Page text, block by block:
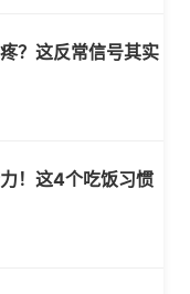
？这反常信号其实
！这4个吃饭习惯